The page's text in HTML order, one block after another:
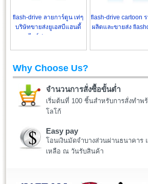
flash-drive ลายการ์ตูน เท่ๆ
บริษัทขายส่งยูเอสบีแฮนดี้
ไดร์ฟตามแบบ
flash-drive cartoon
ผลิตและขายส่ง
Why Choose Us?
จำนวนการสั่งซื้อขั้นต่ำ
เริ่มต้นที่ 100 ชิ้นสำหรับการสั่งทำพ
โลโก้
Easy pay
โอนเงินมัดจำบางส่วนผ่านธนาคาร
เหลือ ณ วันรับสินค้า